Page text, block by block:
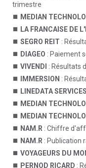
trimestre
MEDIAN
LA FRANCAISE DE
SEGRO REIT :
DIAGEO : Paiement
VIVENDI : Résultats
IMMERSION :
LINEDATA SERVICES
MEDIAN
MEDIAN
NAM.R : Chiffre
NAM.R : Publication
VOYAGEURS DU
PERNOD RICARD :